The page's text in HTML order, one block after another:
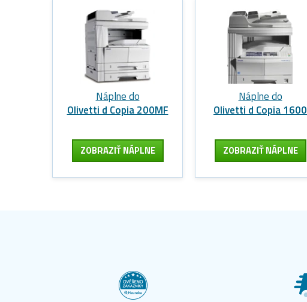
Náplne do
Olivetti d Copia 200MF
ZOBRAZIŤ NÁPLNE
Náplne do
Olivetti d Copia 1600
ZOBRAZIŤ NÁPLNE